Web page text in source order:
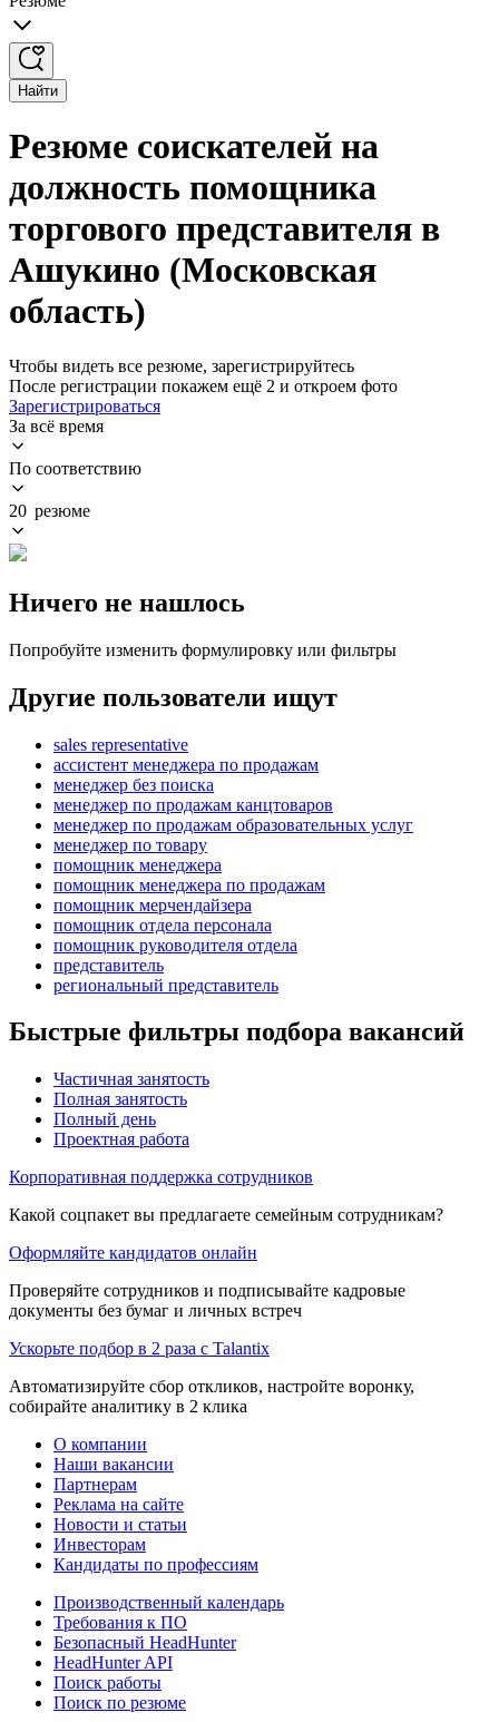
Найти
Резюме соискателей на
должность помощника
торгового представителя в
Ашукино (Московская
область)
Чтобы видеть все резюме, зарегистрируйтесь
После регистрации покажем ещё 2 и откроем фото
Зарегистрироваться
За всё время
По соответствию
20 резюме
Ничего не нашлось
Попробуйте изменить формулировку или фильтры
Другие пользователи ищут
sales representative
ассистент менеджера по продажам
менеджер без поиска
менеджер по продажам канцтоваров
менеджер по продажам образовательных услуг
менеджер по товару
помощник менеджера
помощник менеджера по продажам
помощник мерчендайзера
помощник отдела персонала
помощник руководителя отдела
представитель
региональный представитель
Быстрые фильтры подбора вакансий
Частичная занятость
Полная занятость
Полный день
Проектная работа
Корпоративная поддержка сотрудников
Какой соцпакет вы предлагаете семейным сотрудникам?
Оформляйте кандидатов онлайн
Проверяйте сотрудников и подписывайте кадровые
документы без бумаг и личных встреч
Ускорьте подбор в 2 раза с Talantix
Автоматизируйте сбор откликов, настройте воронку,
собирайте аналитику в 2 клика
О компании
Наши вакансии
Партнерам
Реклама на сайте
Новости и статьи
Инвесторам
Кандидаты по профессиям
Производственный календарь
Требования к ПО
Безопасный HeadHunter
HeadHunter API
Поиск работы
Поиск по резюме